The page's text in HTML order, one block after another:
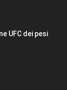
UFC dei pesi